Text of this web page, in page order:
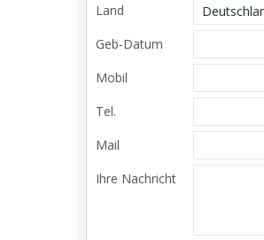
Land
Geb-Datum
Mobil
Tel.
Mail
Ihre Nachricht